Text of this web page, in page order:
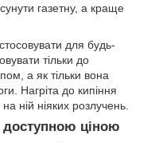
газетну, а краще
для будь-
тільки до
а як тільки вона
Нагріта до кипіння
ній ніяких розлучень.
доступною ціною